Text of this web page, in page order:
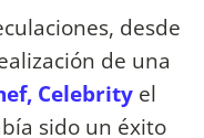
desde
de una
Celebrity el
sido un éxito